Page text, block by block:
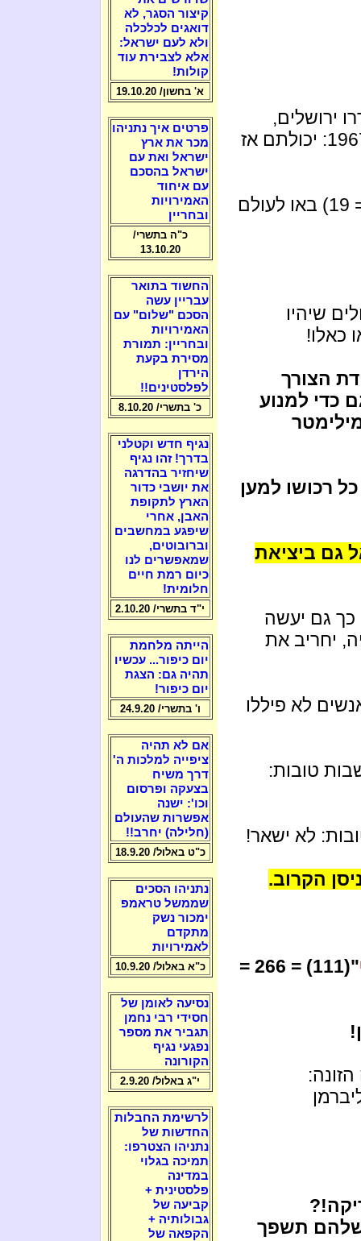
שנים, שוחררו ירושלים,
רמת הגולן וסיני – במלחמת ששת הימים 1967: יכולתם אז
מהקשר בין הנחש הקדמון עם חוה ("חוה" = 19) באו לעולם
שיהיו
כאלו!
הצורך
כדי למנוע
רכושו למען
גם ביציאת
גם יעשה
יחריב את
לא פיללו
טובות:
לא ישאר!
"(111) = 266 =
שלהם תשפך
קיצור הסגר, לא
דואגים לכלכלה
ולא לעם ישראל:
אלא לצבירת עוד
קולות!
א' בחשון/ 19.10.20
פרטים איך נתניהו
מכר את ארץ
ישראל ואת עם
ישראל בהסכם
עם איחוד
האמירויות
ובחריין
כ"ה בתשרי/
13.10.20
החשוד בתואר
עבריין עשה
הסכם "שלום" עם
האמירויות
ובחריין: תמורת
מסירת בקעת
הירדן
לפלסטינים!!
כ' בתשרי/ 8.10.20
נגיף חדש וקטלני
בדרך! זהו נגיף
שיחזיר בהדרגה
את יושבי כדור
הארץ לתקופת
האבן, אחרי
שיפגע במחשבים
וברובוטים,
שמאפשרים לנו
כיום רמת חיים
חלומית!
י"ד בתשרי/ 2.10.20
הייתה מלחמת
יום כיפור... עכשיו
תהיה גם: הצגת
יום כיפור!
ו' בתשרי/ 24.9.20
אם לא תהיה
ציפייה למלכות ה'
דרך משיח
בצעקה ופרסום
וכו': ישנה
אפשרות שהעולם
(חלילה) יחרב!!
כ"ט באלול/ 18.9.20
נתניהו הסכים
שממשל טראמפ
ימכור נשק
מתקדם
לאמירויות
כ"א באלול/ 10.9.20
נסיעה לאומן של
חסידי רבי נחמן
תגביר את מספר
נפגעי נגיף
הקורונה
י"ג באלול/ 2.9.20
לרשימת החבלות
החדשות של
נתניהו הצטרפו:
תמיכה בגלוי
במדינה
פלסטינית +
קביעה של
גבולותיה +
הקפאה של